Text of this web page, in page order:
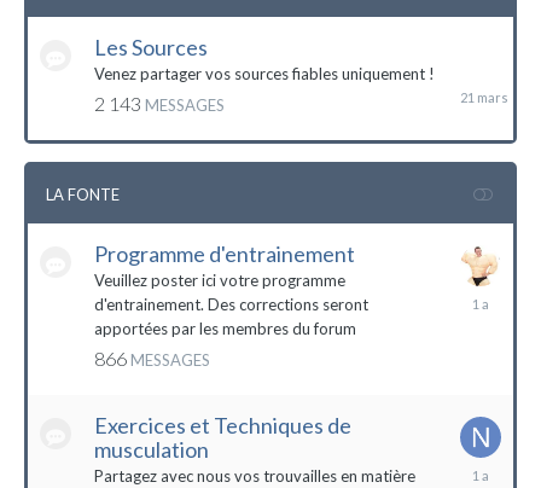
Les Sources
Venez partager vos sources fiables uniquement !
2 143 MESSAGES
LA FONTE
Programme d'entrainement
Veuillez poster ici votre programme
d'entrainement. Des corrections seront
apportées par les membres du forum
866 MESSAGES
20
Exercices et Techniques de
musculation
Partagez avec nous vos trouvailles en matière
25